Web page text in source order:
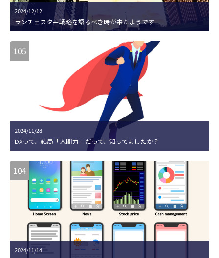
2024/12/12
ランチェスター戦略を語るべき時が来たようです
105
2024/11/28
DXって、結局「人間力」だって、知ってましたか？
104
2024/11/14